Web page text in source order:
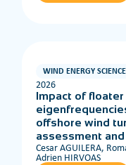
WIND ENERGY SCIENCE
2026
Impact of
offshore wind
assessment
Cesar AGUILERA,
Adrien HIRVOAS